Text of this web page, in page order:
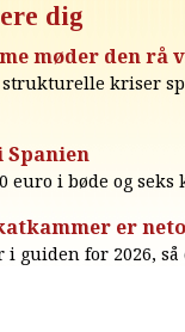
dig
møder den rå
strukturelle kriser
euro i bøde og
er
guiden for 2026,